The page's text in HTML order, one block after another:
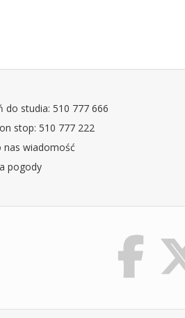
do studia: 510 777 666
stop: 510 777 222
nas wiadomość
pogody